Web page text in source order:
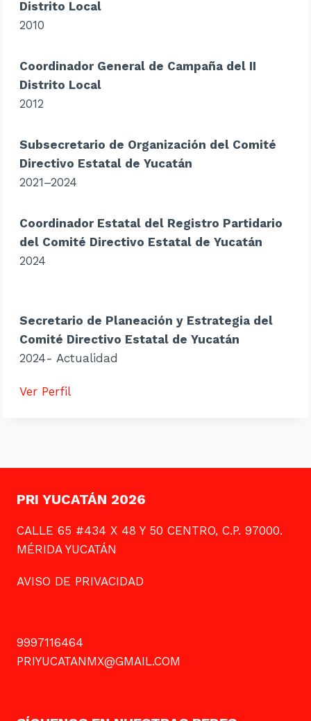
Distrito Local
2010
Coordinador General de Campaña del II
Distrito Local
2012
Subsecretario de Organización del Comité
Directivo Estatal de Yucatán
2021–2024
Coordinador Estatal del Registro Partidario
del Comité Directivo Estatal de Yucatán
2024
Secretario de Planeación y Estrategia del
Comité Directivo Estatal de Yucatán
2024- Actualidad
Ver Perfil
PRI YUCATÁN 2026
CALLE 65 #434 X 48 Y 50 CENTRO, C.P. 97000.
MÉRIDA YUCATÁN
AVISO DE PRIVACIDAD
9997116464
PRIYUCATANMX@GMAIL.COM